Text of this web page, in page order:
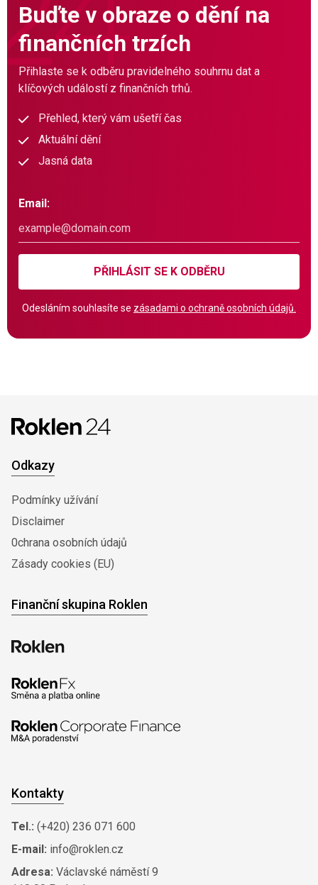
Buďte v obraze o dění na
finančních trzích
Přihlaste se k odběru pravidelného souhrnu dat a
klíčových událostí z finančních trhů.
Přehled, který vám ušetří čas
Aktuální dění
Jasná data
Email:
PŘIHLÁSIT SE K ODBĚRU
Odesláním souhlasíte se zásadami o ochraně osobních údajů.
Odkazy
Podmínky užívání
Disclaimer
0chrana osobních údajů
Zásady cookies (EU)
Finanční skupina Roklen
Kontakty
Tel.: (+420) 236 071 600
E-mail: info@roklen.cz
Adresa: Václavské náměstí 9